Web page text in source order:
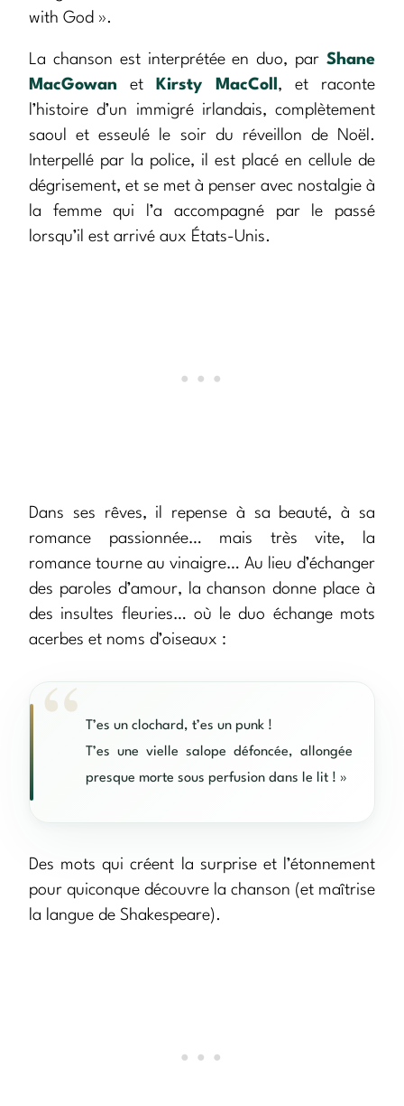
with God ».
La chanson est interprétée en duo, par Shane
MacGowan et Kirsty MacColl , et raconte
l’histoire d’un immigré irlandais, complètement
saoul et esseulé le soir du réveillon de Noël.
Interpellé par la police, il est placé en cellule de
dégrisement, et se met à penser avec nostalgie à
la femme qui l’a accompagné par le passé
lorsqu’il est arrivé aux États-Unis.
Dans ses rêves, il repense à sa beauté, à sa
romance passionnée… mais très vite, la
romance tourne au vinaigre… Au lieu d’échanger
des paroles d’amour, la chanson donne place à
des insultes fleuries… où le duo échange mots
acerbes et noms d’oiseaux :
T’es un clochard, t’es un punk !
T’es une vielle salope défoncée, allongée
presque morte sous perfusion dans le lit ! »
Des mots qui créent la surprise et l’étonnement
pour quiconque découvre la chanson (et maîtrise
la langue de Shakespeare).